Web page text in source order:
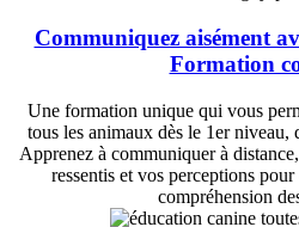
Communiquez aisément
Formation
Une formation unique qui vous
tous les animaux dès le 1er niveau,
Apprenez à communiquer à
ressentis et vos perceptions
compréhension